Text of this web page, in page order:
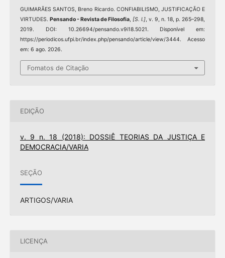
GUIMARÃES SANTOS, Breno Ricardo. CONFIABILISMO, JUSTIFICAÇÃO E
VIRTUDES. Pensando - Revista de Filosofia,[S. l.], v. 9, n. 18, p. 265–298,
2019. DOI: 10.26694/pensando.v9i18.5021. Disponível em:
https://periodicos.ufpi.br/index.php/pensando/article/view/3444. Acesso
em: 6 ago. 2026.
Fomatos de Citação
EDIÇÃO
v. 9 n. 18 (2018): DOSSIÊ TEORIAS DA JUSTIÇA E
DEMOCRACIA/VARIA
SEÇÃO
ARTIGOS/VARIA
LICENÇA